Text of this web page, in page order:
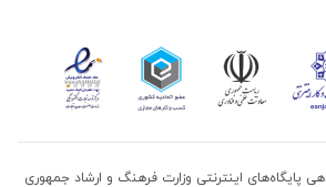
پایگاه‌های اینترنتی وزارت فرهنگ و ارشاد جمهوری